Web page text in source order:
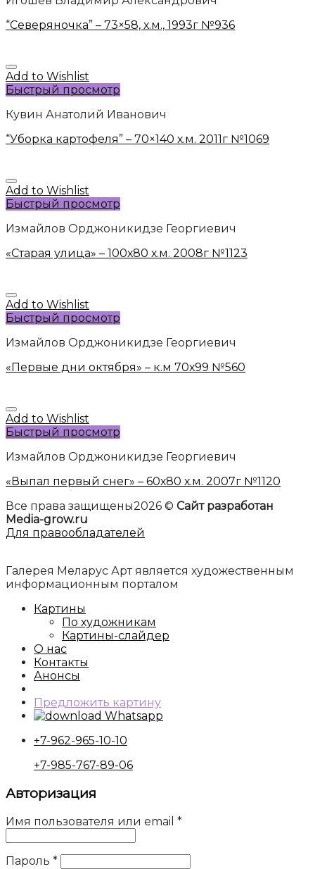
“Северяночка” – 73×58, х.м., 1993г №936
Add to Wishlist
Быстрый просмотр
Кувин Анатолий Иванович
“Уборка картофеля” – 70×140 х.м. 2011г №1069
Add to Wishlist
Быстрый просмотр
Измайлов Орджоникидзе Георгиевич
«Старая улица» – 100х80 х.м. 2008г №1123
Add to Wishlist
Быстрый просмотр
Измайлов Орджоникидзе Георгиевич
«Первые дни октября» – к.м 70х99 №560
Add to Wishlist
Быстрый просмотр
Измайлов Орджоникидзе Георгиевич
«Выпал первый снег» – 60х80 х.м. 2007г №1120
Все права защищены2026 © Сайт разработан
Media-grow.ru
Для правообладателей
Галерея Меларус Арт является художественным
информационным порталом
Картины
По художникам
Картины-слайдер
О нас
Контакты
Анонсы
Предложить картину
Whatsapp
+7-962-965-10-10
+7-985-767-89-06
Авторизация
Имя пользователя или email *
Пароль *